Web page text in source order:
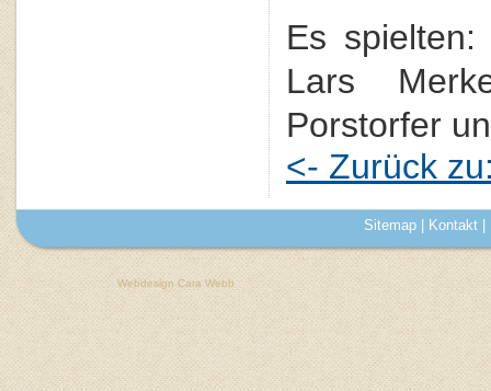
Es spielten:
Lars
Porstorfer
<- Zurück
Sitemap| Kontakt|
Webdesign Cara Webb